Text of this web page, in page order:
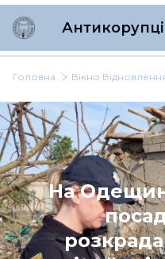
Головна Вікно
На